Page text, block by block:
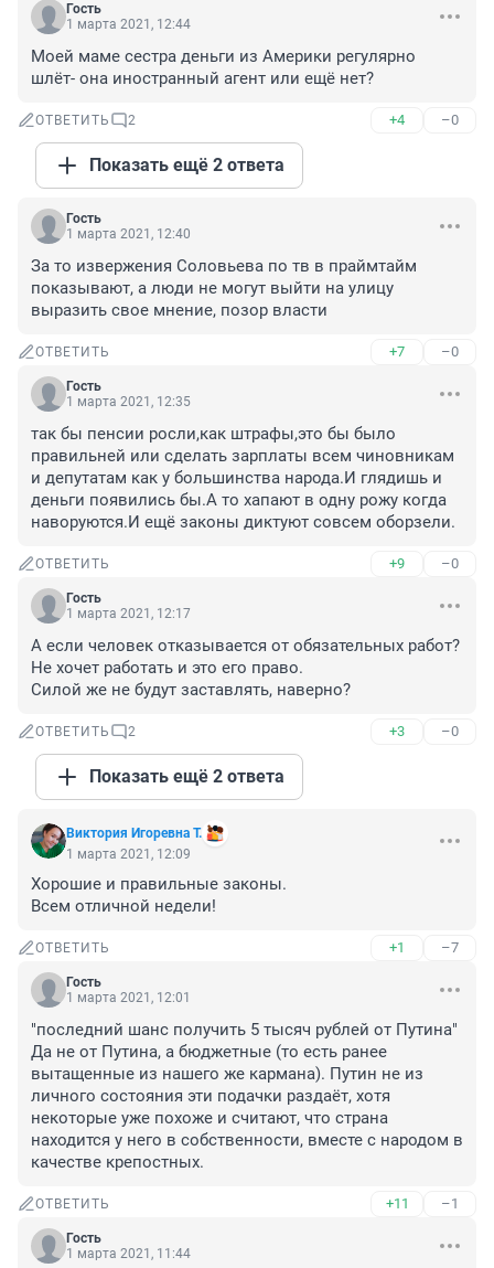
Гость
1 марта 2021, 12:44
Моей маме сестра деньги из Америки регулярно
шлёт- она иностранный агент или ещё нет?
ОТВЕТИТЬ 2 +4 –0
Показать ещё 2 ответа
Гость
1 марта 2021, 12:40
За то извержения Соловьева по тв в праймтайм
показывают, а люди не могут выйти на улицу
выразить свое мнение, позор власти
ОТВЕТИТЬ +7 –0
Гость
1 марта 2021, 12:35
так бы пенсии росли,как штрафы,это бы было
правильней или сделать зарплаты всем чиновникам
и депутатам как у большинства народа.И глядишь и
деньги появились бы.А то хапают в одну рожу когда
наворуются.И ещё законы диктуют совсем оборзели.
ОТВЕТИТЬ +9 –0
Гость
1 марта 2021, 12:17
А если человек отказывается от обязательных работ?
Не хочет работать и это его право.
Силой же не будут заставлять, наверно?
ОТВЕТИТЬ 2 +3 –0
Показать ещё 2 ответа
Виктория Игоревна Т.
1 марта 2021, 12:09
Хорошие и правильные законы.
Всем отличной недели!
ОТВЕТИТЬ +1 –7
Гость
1 марта 2021, 12:01
"последний шанс получить 5 тысяч рублей от Путина"
Да не от Путина, а бюджетные (то есть ранее
вытащенные из нашего же кармана). Путин не из
личного состояния эти подачки раздаёт, хотя
некоторые уже похоже и считают, что страна
находится у него в собственности, вместе с народом в
качестве крепостных.
ОТВЕТИТЬ +11 –1
Гость
1 марта 2021, 11:44